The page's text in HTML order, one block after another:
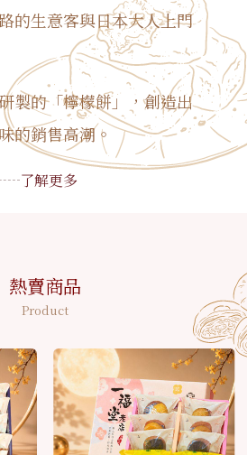
的生意客與日本大人上門
製的「檸檬餅」，創造出
的銷售高潮。
了解更多
熱賣商品
Product